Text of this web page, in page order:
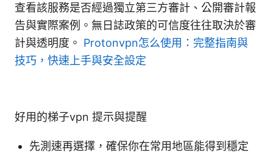
查看該服務是否經過獨立第三方審計、公開審計報
告與實際案例。無日誌政策的可信度往往取決於審
計與透明度。 Protonvpn怎么使用：完整指南與
技巧，快速上手與安全設定
好用的梯子vpn 提示與提醒
先測速再選擇，確保你在常用地區能得到穩定